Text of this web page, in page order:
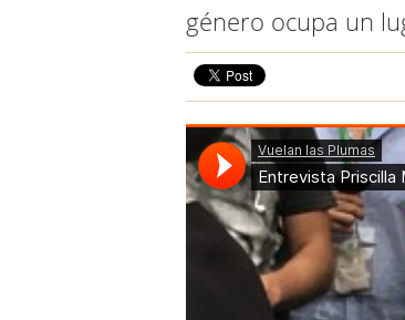
género ocupa un